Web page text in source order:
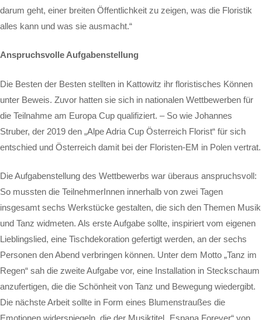
darum geht, einer breiten Öffentlichkeit zu zeigen, was die Floristik
alles kann und was sie ausmacht.“
Anspruchsvolle Aufgabenstellung
Die Besten der Besten stellten in Kattowitz ihr floristisches Können
unter Beweis. Zuvor hatten sie sich in nationalen Wettbewerben für
die Teilnahme am Europa Cup qualifiziert. – So wie Johannes
Struber, der 2019 den „Alpe Adria Cup Österreich Florist“ für sich
entschied und Österreich damit bei der Floristen-EM in Polen vertrat.
Die Aufgabenstellung des Wettbewerbs war überaus anspruchsvoll:
So mussten die TeilnehmerInnen innerhalb von zwei Tagen
insgesamt sechs Werkstücke gestalten, die sich den Themen Musik
und Tanz widmeten. Als erste Aufgabe sollte, inspiriert vom eigenen
Lieblingslied, eine Tischdekoration gefertigt werden, an der sechs
Personen den Abend verbringen können. Unter dem Motto „Tanz im
Regen“ sah die zweite Aufgabe vor, eine Installation in Steckschaum
anzufertigen, die die Schönheit von Tanz und Bewegung wiedergibt.
Die nächste Arbeit sollte in Form eines Blumenstraußes die